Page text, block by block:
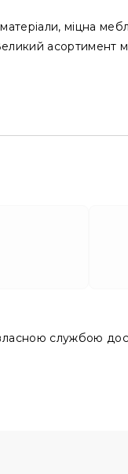
міцна
асортимент
службою